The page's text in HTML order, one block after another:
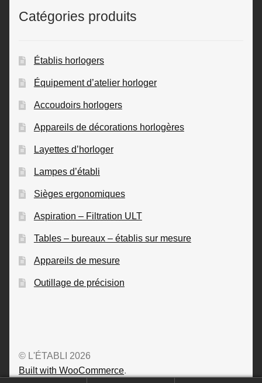
Catégories produits
Établis horlogers
Équipement d’atelier horloger
Accoudoirs horlogers
Appareils de décorations horlogères
Layettes d’horloger
Lampes d’établi
Sièges ergonomiques
Aspiration – Filtration ULT
Tables – bureaux – établis sur mesure
Appareils de mesure
Outillage de précision
© L'ÉTABLI 2026
Built with WooCommerce.